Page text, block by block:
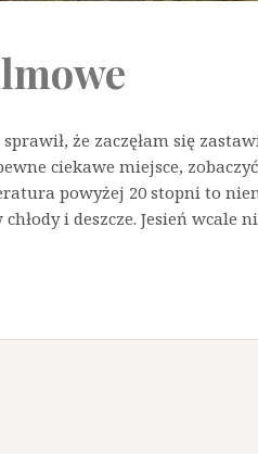
że zaczęłam się
ciekawe miejsce,
powyżej 20 stopni to
i deszcze. Jesień wcale